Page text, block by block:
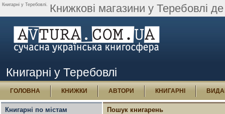
Книгарні у Теребовлі. Книжкові магазини у Теребовлі
Книгарні у Теребовлі
ГОЛОВНА КНИЖКИ АВТОРИ КНИГАРНІ
Книгарні по містам Пошук книгарень